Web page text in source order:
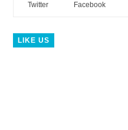
Twitter Facebook
LIKE US